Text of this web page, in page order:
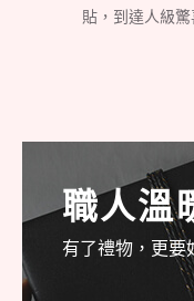
貼，到達人級
職人溫
有了禮物，更要